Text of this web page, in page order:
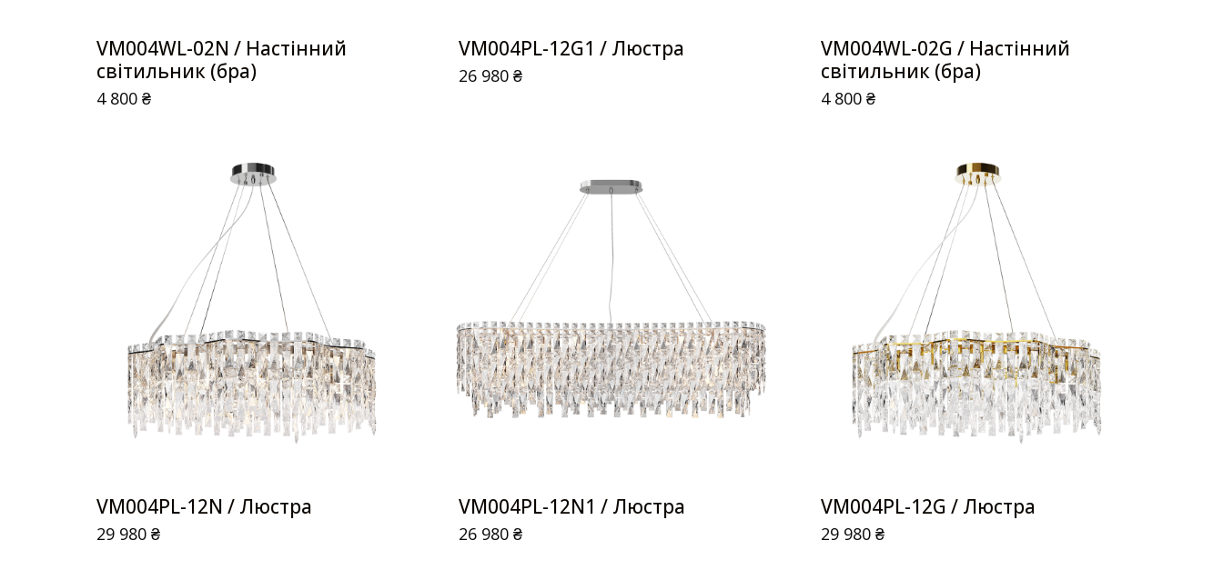
VM004WL-02N / Настінний
світильник (бра)
4 800₴
VM004PL-12G1 / Люстра
26 980₴
VM004WL-02G / Настінний
світильник (бра)
4 800₴
VM004PL-12N / Люстра
29 980₴
VM004PL-12N1 / Люстра
26 980₴
VM004PL-12G / Люстра
29 980₴